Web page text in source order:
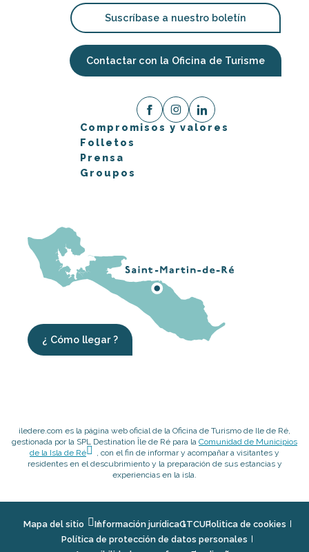
Suscríbase a nuestro boletín
Contactar con la Oficina de Turisme
Compromisos y valores
Folletos
Prensa
Groupos
¿ Cómo llegar ?
iledere.com es la página web oficial de la Oficina de Turismo de Ile de Ré,
gestionada por la SPL Destination Île de Ré para la Comunidad de Municipios
de la Isla de Ré
, con el fin de informar y acompañar a visitantes y
residentes en el descubrimiento y la preparación de sus estancias y
experiencias en la isla.
Mapa del sitio Información jurídicaGTCUPolitica de cookies
Política de protección de datos personales